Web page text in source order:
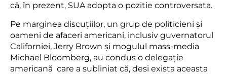
că, în prezent, SUA adopta o pozitie controversata.
Pe marginea discuțiilor, un grup de politicieni și
oameni de afaceri americani, inclusiv guvernatorul
Californiei, Jerry Brown și mogulul mass-media
Michael Bloomberg, au condus o delegație
americană care a subliniat că, desi exista aceasta